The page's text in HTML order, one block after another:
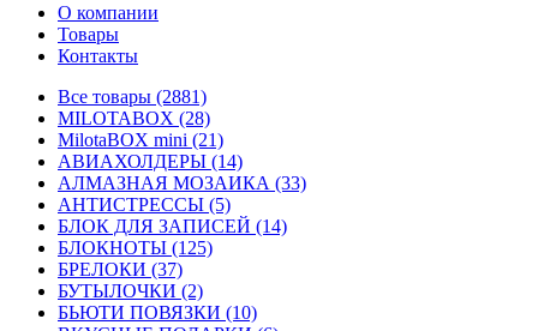
О компании
Товары
Контакты
Все товары (2881)
MILOTABOX (28)
MilotaBOX mini (21)
АВИАХОЛДЕРЫ (14)
АЛМАЗНАЯ МОЗАИКА (33)
АНТИСТРЕССЫ (5)
БЛОК ДЛЯ ЗАПИСЕЙ (14)
БЛОКНОТЫ (125)
БРЕЛОКИ (37)
БУТЫЛОЧКИ (2)
БЬЮТИ ПОВЯЗКИ (10)